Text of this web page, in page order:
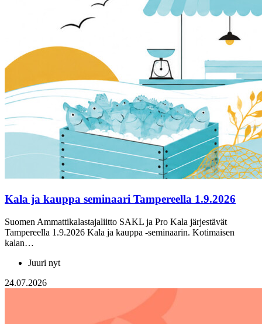
Kala ja kauppa seminaari Tampereella 1.9.2026
Suomen Ammattikalastajaliitto SAKL ja Pro Kala järjestävät
Tampereella 1.9.2026 Kala ja kauppa -seminaarin. Kotimaisen
kalan…
Juuri nyt
24.07.2026